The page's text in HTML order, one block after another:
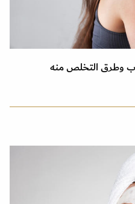
وطرق التخلص منه